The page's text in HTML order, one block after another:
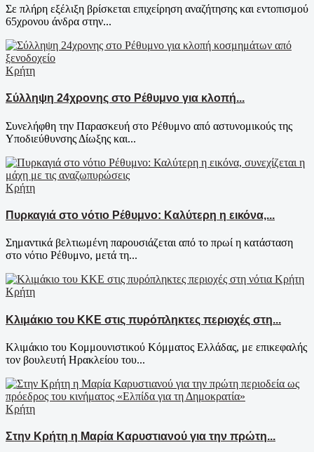
Σε πλήρη εξέλιξη βρίσκεται επιχείρηση αναζήτησης και εντοπισμού
65χρονου άνδρα στην...
Κρήτη
Σύλληψη 24χρονης στο Ρέθυμνο για κλοπή...
Συνελήφθη την Παρασκευή στο Ρέθυμνο από αστυνομικούς της
Υποδιεύθυνσης Δίωξης και...
Κρήτη
Πυρκαγιά στο νότιο Ρέθυμνο: Καλύτερη η εικόνα,...
Σημαντικά βελτιωμένη παρουσιάζεται από το πρωί η κατάσταση
στο νότιο Ρέθυμνο, μετά τη...
Κρήτη
Κλιμάκιο του ΚΚΕ στις πυρόπληκτες περιοχές στη...
Κλιμάκιο του Κομμουνιστικού Κόμματος Ελλάδας, με επικεφαλής
τον βουλευτή Ηρακλείου του...
Κρήτη
Στην Κρήτη η Μαρία Καρυστιανού για την πρώτη...